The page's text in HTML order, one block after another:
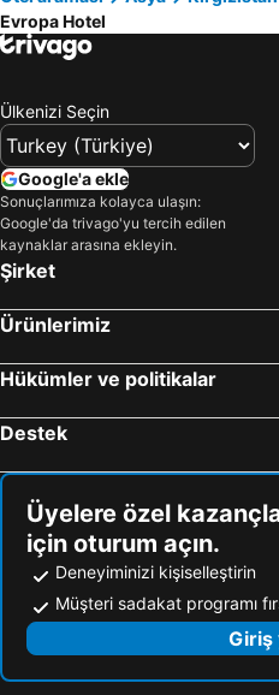
Evropa Hotel
Ülkenizi Seçin
Google'a ekle
Sonuçlarımıza kolayca ulaşın:
Google'da trivago'yu tercih edilen
kaynaklar arasına ekleyin.
Şirket
Ürünlerimiz
Hükümler ve politikalar
Destek
Üyelere özel
için oturum açın.
Deneyiminizi kişiselleştirin
Müşteri sadakat programı
Giriş